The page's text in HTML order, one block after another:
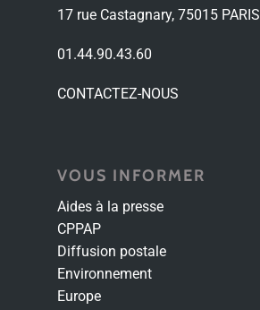
17 rue Castagnary, 75015 PARIS
01.44.90.43.60
CONTACTEZ-NOUS
VOUS INFORMER
Aides à la presse
CPPAP
Diffusion postale
Environnement
Europe